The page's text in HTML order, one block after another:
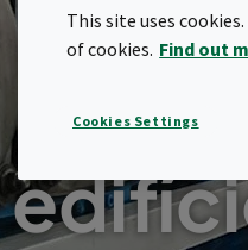
This site uses
of cookies. Find out
Cookies Settings